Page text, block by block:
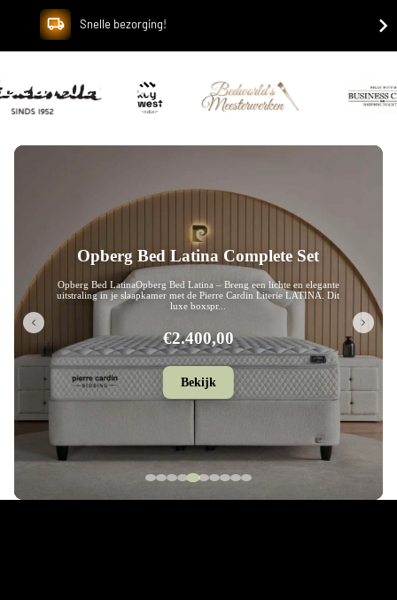
Snelle bezorging!
Bedworld B.V.
Opberg Bed Leon Complete Set
Opberg Bed LeonOpberg Bed Leon – Breng een eigentijdse en luxe
uitstraling in je slaapkamer met de Pierre Cardin Literie LEON. Dit
stijlvolle boxsp...
€2.280,00
Bekijk